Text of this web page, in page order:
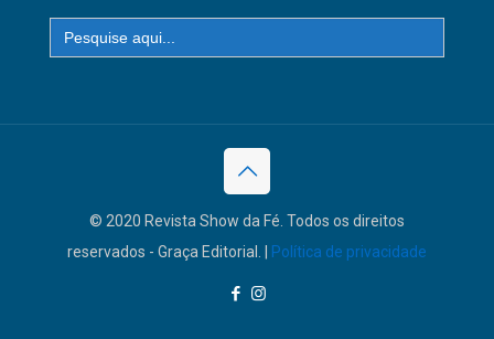
Search
for:
© 2020 Revista Show da Fé. Todos os direitos
reservados - Graça Editorial. |
Política de privacidade